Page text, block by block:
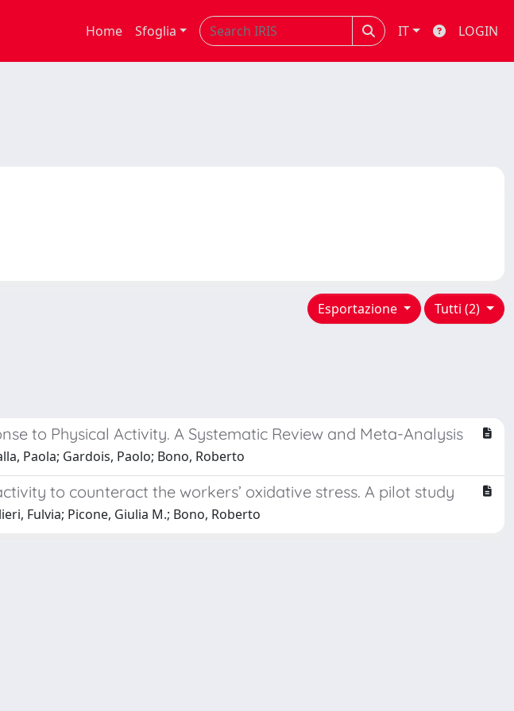
Home Sfoglia IT LOGIN
Tutti (2)
Esportazione
to Physical Activity. A Systematic Review and Meta-Analysis
Paola; Gardois, Paolo; Bono, Roberto
to counteract the workers’ oxidative stress. A pilot study
Fulvia; Picone, Giulia M.; Bono, Roberto